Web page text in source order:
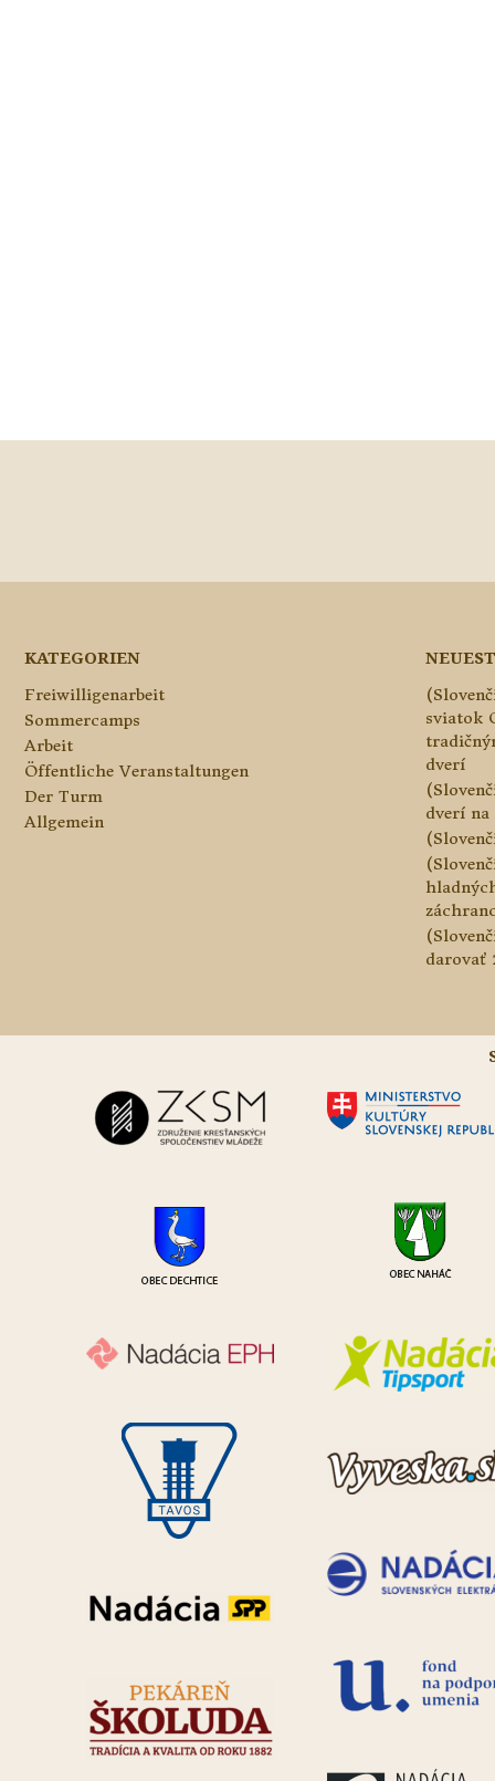
KATEGORIEN
Freiwilligenarbeit
Sommercamps
Arbeit
Öffentliche Veranstaltungen
Der Turm
Allgemein
sviatok
dverí
dverí na
darovať